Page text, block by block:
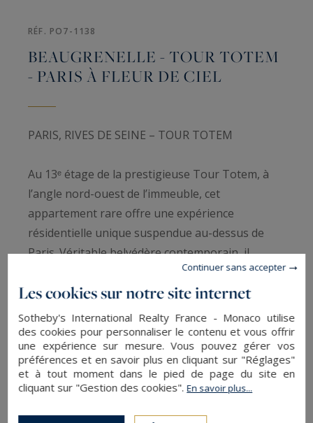
RÉF. PO7-1138
BEAUGRENELLE - TOUR TOTEM
- PARIS À FLEUR DE CIEL
PARIS, RIVES DE SEINE – TOUR TOTEM
Au 13ᵉ étage de la prestigieuse Tour Totem, à
l’angle nord-ouest de l’immeuble, cet
appartement rare offre une expérience
résidentielle unique suspendue au-dessus de
Paris. Véritable belvédère contemporain, il
bénéficie d’une vue panoramique spectaculaire
sur les monuments emblématiques de la
capitale, dans un environnement sécurisé,
élégant et résolument exclusif.
Appartement situé au 13ᵉ étage
Tour Totem – résidence récente de très grand
Les cookies sur notre site internet
Sotheby's International Realty France - Monaco utilise
des cookies pour personnaliser le contenu et vous offrir
une expérience sur mesure. Vous pouvez gérer vos
préférences et en savoir plus en cliquant sur "Réglages"
et à tout moment dans le pied de page du site en
cliquant sur "Gestion des cookies".En savoir plus...
Continuer sans accepter